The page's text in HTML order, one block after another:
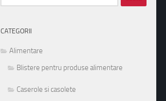
după:
CATEGORII
Alimentare
Blistere pentru produse alimentare
Caserole si casolete